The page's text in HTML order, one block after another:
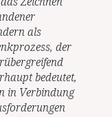
als
der
bedeutet,
in Verbindung